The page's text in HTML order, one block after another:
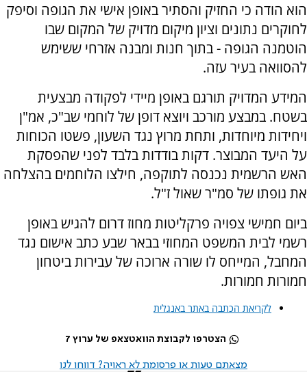
הוא הודה כי החזיק והסתיר באופן אישי את הגופה וסיפק
לחוקרים נתונים וציון מיקום מדויק של המקום שבו
הוטמנה הגופה - בתוך חנות ומבנה אזרחי ששימש
להסוואה בעיר עזה.
המידע המדויק תורגם באופן מיידי לפקודה מבצעית
בשטח. במבצע מורכב ויוצא דופן של לוחמי שב"כ, אמ"ן
ויחידות מיוחדות, ותחת מרוץ נגד השעון, פשטו הכוחות
על היעד המבוצר. דקות בודדות בלבד לפני שהפסקת
האש הרשמית נכנסה לתוקפה, חילצו הלוחמים בהצלחה
את גופתו של סמ"ר שאול ז"ל.
ביום חמישי צפויה פרקליטות מחוז דרום להגיש באופן
רשמי לבית המשפט המחוזי בבאר שבע כתב אישום נגד
המחבל, המייחס לו שורה ארוכה של עבירות ביטחון
חמורות חמורות.
לקריאת הכתבה באתר באנגלית
הצטרפו לקבוצת הוואטצאפ של ערוץ 7
מצאתם טעות או פרסומת לא ראויה? דווחו לנו